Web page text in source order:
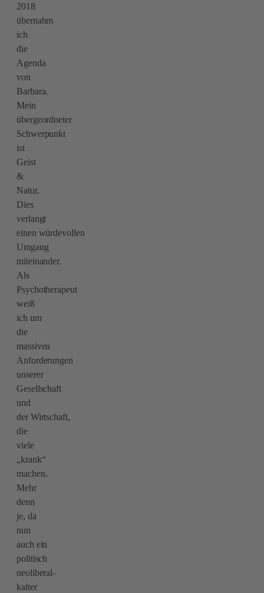
2018
übernahm
ich
die
Agenda
von
Barbara.
Mein
übergeordneter
Schwerpunkt
ist
Geist
&
Natur.
Dies
verlangt
einen würdevollen
Umgang
miteinander.
Als
Psychotherapeut
weiß
ich um
die
massiven
Anforderungen
unserer
Gesellschaft
und
der Wirtschaft,
die
viele
„krank“
machen.
Mehr
denn
je, da
nun
auch ein
politisch
neoliberal-
kalter